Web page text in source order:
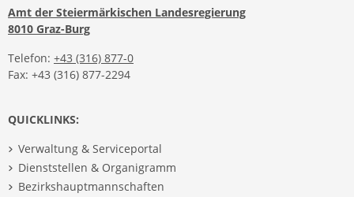
Amt der Steiermärkischen Landesregierung
8010 Graz-Burg
Telefon: +43 (316) 877-0
Fax: +43 (316) 877-2294
QUICKLINKS:
Verwaltung & Serviceportal
Dienststellen & Organigramm
Bezirkshauptmannschaften